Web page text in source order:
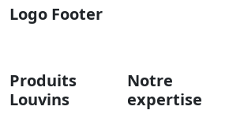
Logo Footer
Produits
Louvins
Notre
expertise